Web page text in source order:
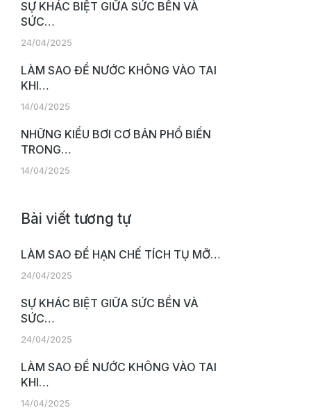
SỰ KHÁC BIỆT GIỮA SỨC BỀN VÀ
SỨC…
24/04/2025
LÀM SAO ĐỂ NƯỚC KHÔNG VÀO TAI
KHI…
14/04/2025
NHỮNG KIỂU BƠI CƠ BẢN PHỔ BIẾN
TRONG…
14/04/2025
Bài viết tương tự
LÀM SAO ĐỂ HẠN CHẾ TÍCH TỤ MỠ…
24/04/2025
SỰ KHÁC BIỆT GIỮA SỨC BỀN VÀ
SỨC…
24/04/2025
LÀM SAO ĐỂ NƯỚC KHÔNG VÀO TAI
KHI…
14/04/2025